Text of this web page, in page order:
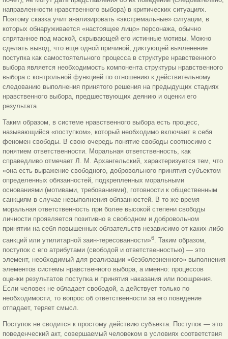
направленности нравственного выбора) в критических ситуациях.
Поэтому сказка учит анализировать «экстремальные» ситуации, в
которых обнаруживается «настоящее лицо» персонажа, обычно
спрятанное под маской, скрывающей его истинные мотивы. Можно
сделать вывод, что еще одной причиной, диктующей вычленение
поступка как самостоятельного процесса в структуре нравственного
выбора является необходимость компонента структуры нравственного
выбора с контрольной функцией по отношению к действительному
следованию выполнения принятого решения на предыдущих стадиях
нравственного выбора, предшествующих деянию и оценки его
результата.
Таким образом, в системе нравственного выбора есть процесс,
называющийся «поступком», который необходимо включает в себя
феномен свободы. В свою очередь понятие свободы соотносимо с
понятием ответственности. Моральная ответственность, как
справедливо отмечает Л. М. Архангельский, характеризуется тем, что
«она есть выражение свободного, добровольного принятия субъектом
определенных обязанностей, подкрепленных моральными
основаниями (мотивами, требованиями), готовности к общественным
санкциям в случае невыполнения обязанностей. В то же время
моральная ответственность при более высокой степени свободы
личности проявляется позитивно в свободном и добровольном
принятии на себя повышенных обязательств независимо от каких-либо
санкций или утилитарной заин-тересованности»6. Таким образом,
поступок с его атрибутами (свободой и ответственностью) — это
элемент, необходимый для реализации «безболезненного» выполнения
элементов системы нравственного выбора, а именно: процессов
оценки результатов поступка и принятия наказания или поощрения.
Если человек не обладает свободой, а действует только по
необходимости, то вопрос об ответственности за его поведение
отпадает, теряет смысл.
Поступок не сводится к простому действию субъекта. Поступок — это
поведенческий акт, совершаемый человеком в условиях соответствия